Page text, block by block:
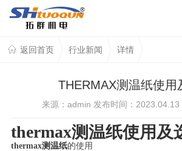
返回首页 行业新闻 详情
THERMAX测温纸使用
来源：admin 发布时间：2023.04.13
thermax测温纸使用及
thermax测温纸的使用